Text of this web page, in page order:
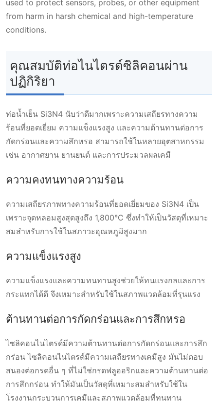
used to protect sensors, probes, or other equipment
from harm in harsh chemical and high-temperature
conditions.
คุณสมบัติท่อไนไตรด์ซิลิคอนผ่าน
ปฏิกิริยา
ท่อน้ำเย็น Si3N4 นับว่าดีมากเพราะความเสถียรทางความ
ร้อนที่ยอดเยี่ยม ความแข็งแรงสูง และความต้านทานต่อการ
กัดกร่อนและความสึกหรอ สามารถใช้ในหลายอุตสาหกรรม
เช่น อากาศยาน ยานยนต์ และการประมวลผลเคมี
ความคงทนทางความร้อน
ความเสถียรภาพทางความร้อนที่ยอดเยี่ยมของ Si3N4 เป็น
เพราะจุดหลอมสูงสุดสูงถึง 1,800°C ซึ่งทำให้เป็นวัสดุที่เหมาะ
สมสำหรับการใช้ในสภาวะอุณหภูมิสูงมาก
ความแข็งแรงสูง
ความแข็งแรงและความทนทานสูงช่วยให้ทนแรงกลและการ
กระแทกได้ดี จึงเหมาะสําหรับใช้ในสภาพแวดล้อมที่รุนแรง
ต้านทานต่อการกัดกร่อนและการสึกหรอ
ไซลิคอนไนไตรด์มีความต้านทานต่อการกัดกร่อนและการสึก
กร่อน ไซลิคอนไนไตรด์มีความเสถียรทางเคมีสูง มันไม่ตอบ
สนองต่อกรดอื่น ๆ ที่ไม่ใช่กรดฟลูออริกและความต้านทานต่อ
การสึกกร่อน ทำให้มันเป็นวัสดุที่เหมาะสมสำหรับใช้ใน
โรงงานกระบวนการเคมีและสภาพแวดล้อมที่ทนทาน